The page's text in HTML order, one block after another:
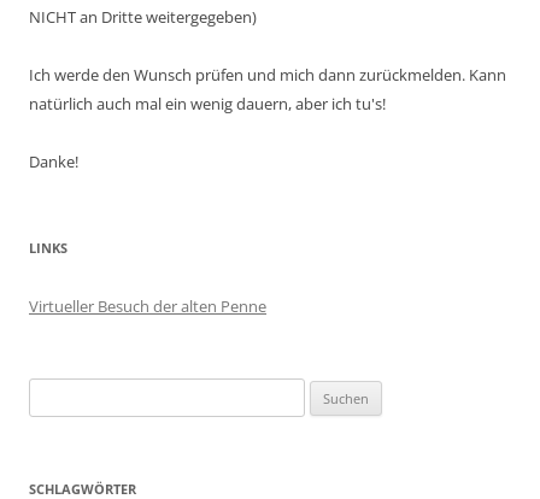
NICHT an Dritte weitergegeben)
Ich werde den Wunsch prüfen und mich dann zurückmelden. Kann
natürlich auch mal ein wenig dauern, aber ich tu's!
Danke!
LINKS
Virtueller Besuch der alten Penne
nach:
SCHLAGWÖRTER